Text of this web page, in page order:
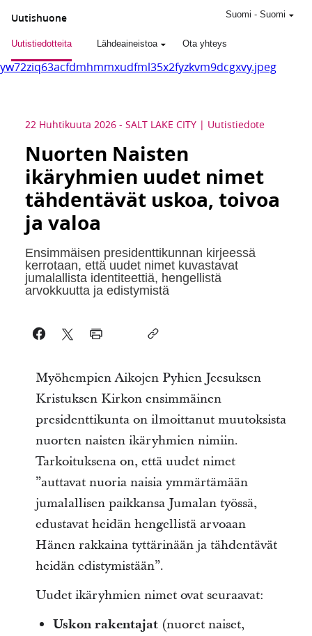
Uutishuone
Uutistiedotteita Lähdeaineistoa Ota yhteys
Suomi - Suomi
yw72ziq63acfdmhmmxudfml35x2fyzkvm9dcgxvy.jpeg
22 Huhtikuuta 2026 - SALT LAKE CITY Uutistiedote
Nuorten Naisten
ikäryhmien uudet nimet
tähdentävät uskoa, toivoa
ja valoa
Ensimmäisen presidenttikunnan kirjeessä
kerrotaan, että uudet nimet kuvastavat
jumalallista identiteettiä, hengellistä
arvokkuutta ja edistymistä
Myöhempien Aikojen Pyhien Jeesuksen
Kristuksen Kirkon ensimmäinen
presidenttikunta on ilmoittanut muutoksista
nuorten naisten ikäryhmien nimiin.
Tarkoituksena on, että uudet nimet
”auttavat nuoria naisia ymmärtämään
jumalallisen paikkansa Jumalan työssä,
edustavat heidän hengellistä arvoaan
Hänen rakkaina tyttärinään ja tähdentävät
heidän edistymistään”.
Uudet ikäryhmien nimet ovat seuraavat:
Uskon rakentajat(nuoret naiset,